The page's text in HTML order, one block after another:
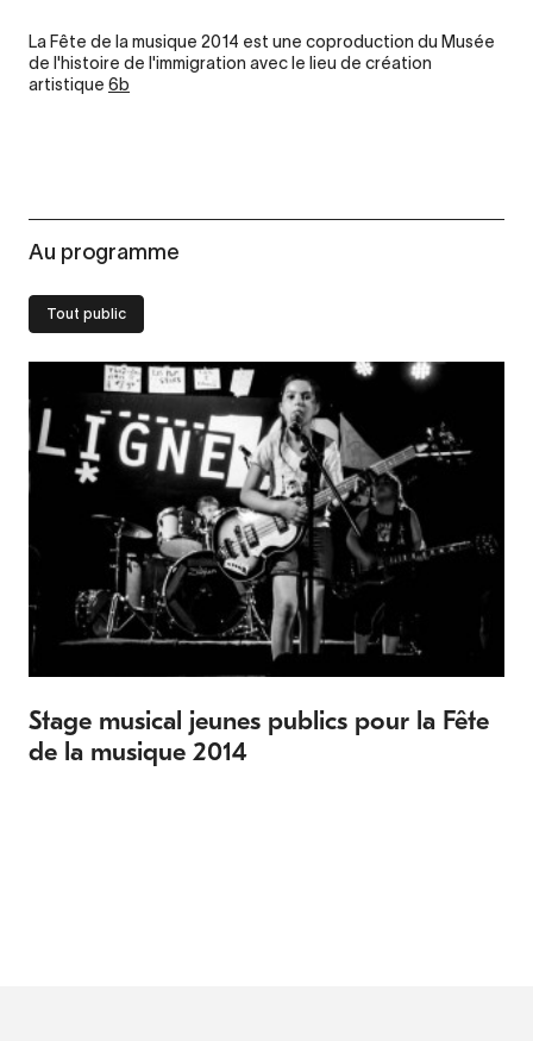
La Fête de la musique 2014 est une coproduction du Musée
de l'histoire de l'immigration avec le lieu de création
artistique 6b
Au programme
Tout public
Stage musical jeunes publics pour la Fête
de la musique 2014